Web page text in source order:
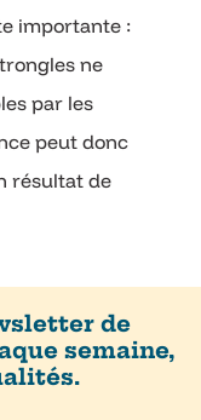
importante :
ne
par les
peut donc
résultat de
de
semaine,